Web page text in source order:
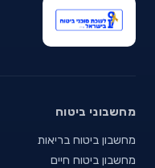
מחשבוני ביטוח
מחשבון ביטוח בריאות
מחשבון ביטוח חיים